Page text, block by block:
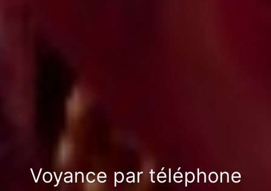
Voyance par téléphone